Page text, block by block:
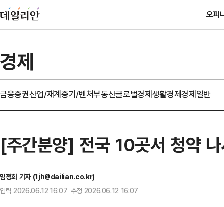
오피
경제
금융증권산업/재계중기/벤처부동산글로벌경제생활경제경제일반
[주간분양] 전국 10곳서 청약
임정희 기자 (1jh@dailian.co.kr)
입력 2026.06.12 16:07 수정 2026.06.12 16:07